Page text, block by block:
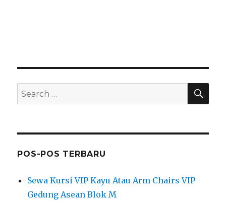
Search
for:
POS-POS TERBARU
Sewa Kursi VIP Kayu Atau Arm Chairs VIP
Gedung Asean Blok M